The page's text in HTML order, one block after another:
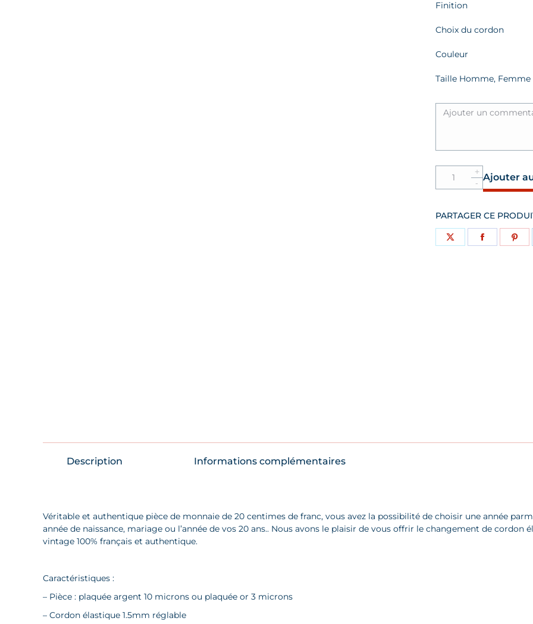
Finition
Choix du cordon
Couleur
Taille Homme, Femme
Quantité
Bracelet
Le
P'tit
Franc
Ajouter
PARTAGER CE
PartagerPartager
Description Informations complémentaires
Véritable et authentique pièce de monnaie de 20 centimes de franc, vous avez la possibilité de choisir une année
année de naissance, mariage ou l’année de vos 20 ans.. Nous avons le plaisir de vous offrir le changement de cordon
vintage 100% français et authentique.
Caractéristiques :
– Pièce : plaquée argent 10 microns ou plaquée or 3 microns
– Cordon élastique 1.5mm réglable